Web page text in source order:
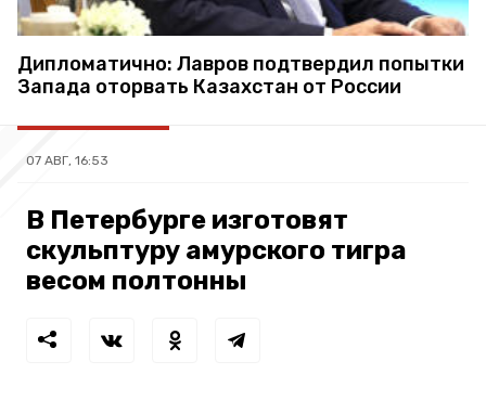
Дипломатично: Лавров подтвердил попытки
Запада оторвать Казахстан от России
07 АВГ, 16:53
В Петербурге изготовят
скульптуру амурского тигра
весом полтонны